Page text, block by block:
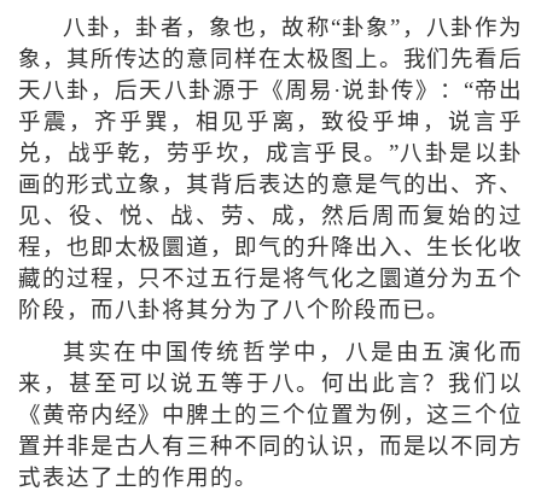
八卦，卦者，象也，故称“卦象”，八卦作为
象，其所传达的意同样在太极图上。我们先看后
天八卦，后天八卦源于《周易·说卦传》：“帝出
乎震，齐乎巽，相见乎离，致役乎坤，说言乎
兑，战乎乾，劳乎坎，成言乎艮。”八卦是以卦
画的形式立象，其背后表达的意是气的出、齐、
见、役、悦、战、劳、成，然后周而复始的过
程，也即太极圜道，即气的升降出入、生长化收
藏的过程，只不过五行是将气化之圜道分为五个
阶段，而八卦将其分为了八个阶段而已。
其实在中国传统哲学中，八是由五演化而
来，甚至可以说五等于八。何出此言？我们以
《黄帝内经》中脾土的三个位置为例，这三个位
置并非是古人有三种不同的认识，而是以不同方
式表达了土的作用的。